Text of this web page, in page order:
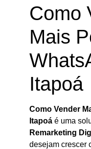
Como
Mais
Itapoá
Como Vender
Itapoá é uma
Remarketing
desejam crescer